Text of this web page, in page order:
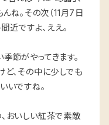
んね。その次（11月7日
近ですよ、ええ。
節がやってきます。
ど、その中に少しでも
いですね。
おいしい紅茶で素敵